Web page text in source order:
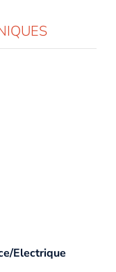
Electrique